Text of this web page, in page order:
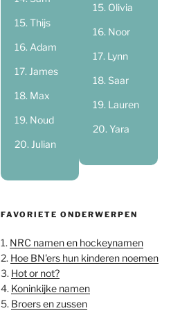
Thijs
Adam
James
Max
Noud
Julian
Olivia
Noor
Lynn
Saar
Lauren
Yara
FAVORIETE ONDERWERPEN
1. NRC namen en hockeynamen
2. Hoe BN'ers hun kinderen noemen
3. Hot or not?
4. Koninkijke namen
5. Broers en zussen